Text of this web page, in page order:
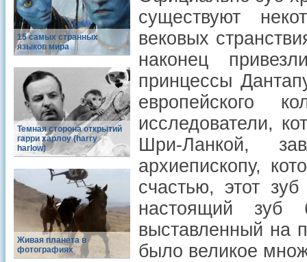
15 самых странных
языков мира
Темная сторона открытий
гарри харлоу (harry
harlow)
Живая планета в
фотографиях
существуют
вековых
наконец
принцессы
европейского
исследователи,
Шри-Ланкой,
архиепископу,
счастью, этот
настоящий
выставленный на
было великое